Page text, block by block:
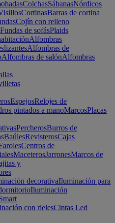
ColchasSábanasNórdicos
CortinasBarras de cortina
Cojín con relleno
Fundas de sofásPlaids
Alfombras
Alfombras de
Alfombras de salónAlfombras
EspejosRelojes de
pintados a manoMarcosPlacas
PercherosBurros de
BaúlesRevisterosCajas
Centros de
MaceterosJarronesMarcos de
y
decorativaIluminación para
Iluminación
con rielesCintas Led